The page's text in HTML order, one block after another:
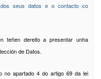
dos seus datos e o contacto co
teñen dereito a presentar unha
de Datos.
no apartado 4 do artigo 69 da lei